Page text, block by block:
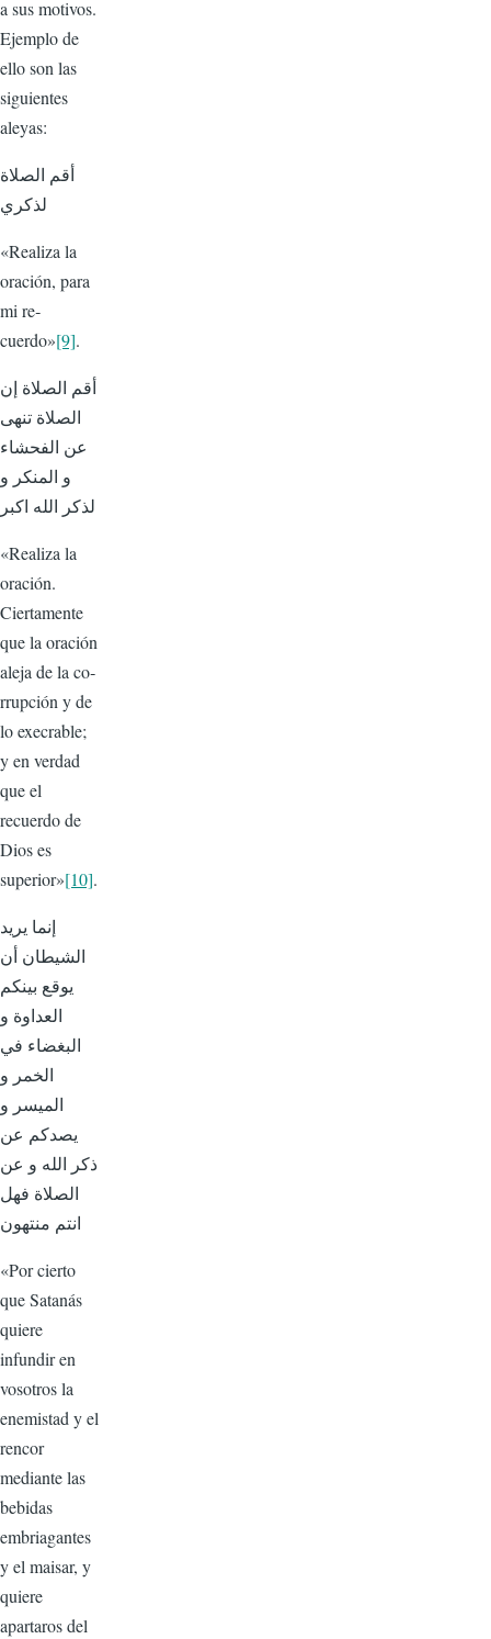
a sus motivos.
Ejemplo de
ello son las
siguientes
aleyas:
أقم الصلاة
لذكري
«Realiza la
oración, para
mi re­
cuerdo»[9].
أقم الصلاة إن
الصلاة تنهى
عن الفحشاء
و المنكر و
لذكر الله اكبر
«Realiza la
oración.
Cierta­mente
que la oración
aleja de la co­
rrupción y de
lo execrable;
y en verdad
que el
recuerdo de
Dios es
superior»[10].
إنما يريد
الشيطان أن
يوقع بينكم
العداوة و
البغضاء في
الخمر و
الميسر و
يصدكم عن
ذكر الله و عن
الصلاة فهل
انتم منتهون
«Por cierto
que Satanás
quiere
infundir en
vosotros la
enemis­tad y el
rencor
mediante las
be­bidas
embriagantes
y el maisar, y
quiere
apartaros del